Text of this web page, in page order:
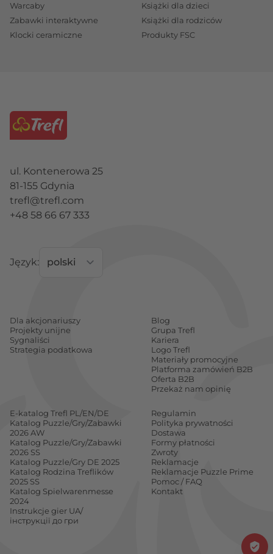
Warcaby
Zabawki interaktywne
Klocki ceramiczne
Książki dla dzieci
Książki dla rodziców
Produkty FSC
ul. Kontenerowa 25
81-155 Gdynia
trefl@trefl.com
+48 58 66 67 333
Język:
Dla akcjonariuszy
Projekty unijne
Sygnaliści
Strategia podatkowa
Blog
Grupa Trefl
Kariera
Logo Trefl
Materiały promocyjne
Platforma zamówień B2B
Oferta B2B
Przekaż nam opinię
E-katalog Trefl PL/EN/DE
Katalog Puzzle/Gry/Zabawki
2026 AW
Katalog Puzzle/Gry/Zabawki
2026 SS
Katalog Puzzle/Gry DE 2025
Katalog Rodzina Treflików
2025 SS
Katalog Spielwarenmesse
2024
Instrukcje gier UA/
інструкції до гри
Regulamin
Polityka prywatności
Dostawa
Formy płatności
Zwroty
Reklamacje
Reklamacje Puzzle Prime
Pomoc / FAQ
Kontakt